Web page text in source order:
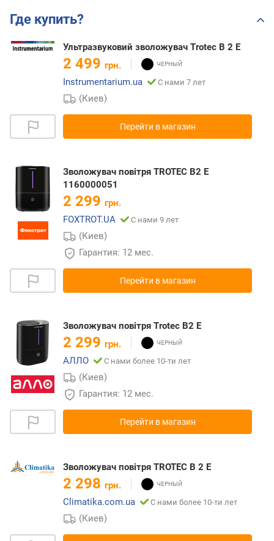
Где купить?
Ультразвуковий зволожувач Trotec B 2 E
2 499 грн.
Instrumentarium.ua
С нами 7 лет
(Киев)
Перейти в магазин
Зволожувач повітря TROTEC В2 Е
1160000051
2 299 грн.
FOXTROT.UA
С нами 9 лет
(Киев)
Гарантия: 12 мес.
Перейти в магазин
Зволожувач повітря Trotec В2 Е
2 299 грн.
АЛЛО
С нами более 10-ти лет
(Киев)
Гарантия: 12 мес.
Перейти в магазин
Зволожувач повітря TROTEC B 2 E
2 298 грн.
Climatika.com.ua
С нами более 10-ти лет
(Киев)